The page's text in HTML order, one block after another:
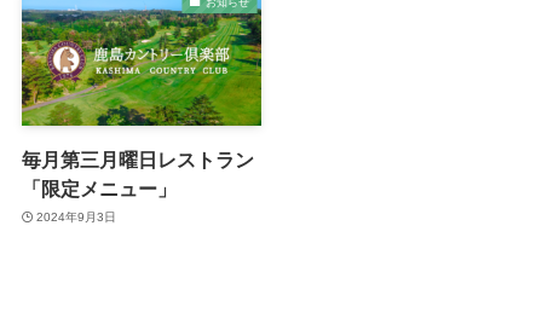
毎月第三月曜日レストラン
「限定メニュー」
2024年9月3日